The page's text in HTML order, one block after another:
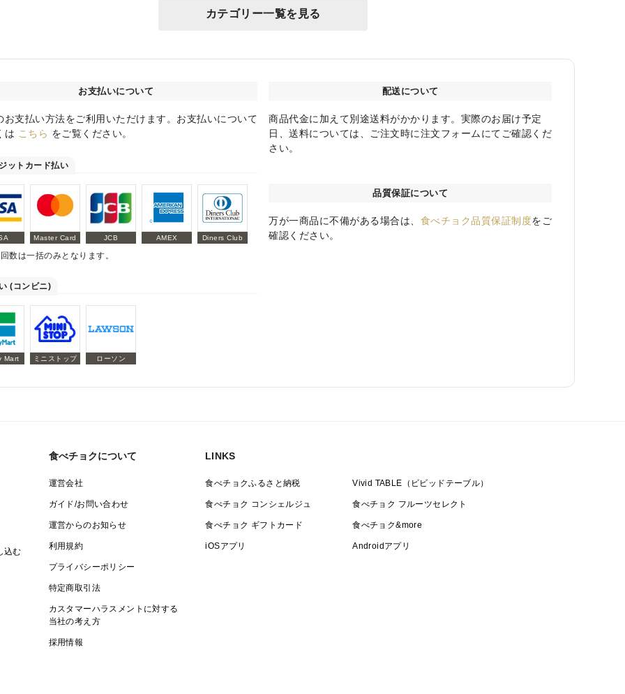
カテゴリー一覧を見る
お支払いについて
お支払い方法をご利用いただけます。お支払いについて
は こちら をご覧ください。
ットカード払い
Master Card JCB AMEX Diners Club
数は一括のみとなります。
(コンビニ)
Mart ミニストップ ローソン
配送について
商品代金に加えて別途送料がかかります。実際のお届け予定
日、送料については、ご注文時に注文フォームにてご確認くだ
さい。
品質保証について
万が一商品に不備がある場合は、 食べチョク品質保証制度をご
確認ください。
込む
食べチョクについて
運営会社
ガイド/お問い合わせ
運営からのお知らせ
利用規約
プライバシーポリシー
特定商取引法
カスタマーハラスメントに対する
当社の考え方
採用情報
LINKS
食べチョクふるさと納税 Vivid TABLE（ビビッドテーブル）
食べチョク コンシェルジュ 食べチョク フルーツセレクト
食べチョク ギフトカード 食べチョク&more
iOSアプリ Androidアプリ